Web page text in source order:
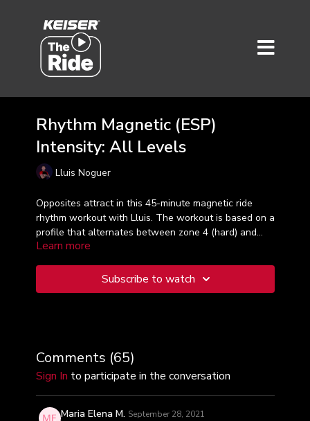
Rhythm Magnetic (ESP)
Intensity: All Levels
Lluis Noguer
Opposites attract in this 45-minute magnetic ride
rhythm workout with Lluis. The workout is based on a
profile that alternates between zone 4 (hard) and
zone 3 (moderate) for a slightly more challenging
Learn more
Subscribe to watch
Comments (65)
Sign In to participate in the conversation
Maria Elena M. September 28, 2021